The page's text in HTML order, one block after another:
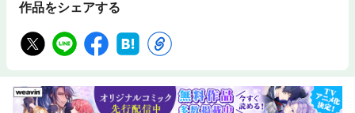
作品をシェアする